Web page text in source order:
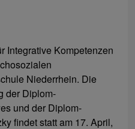
Integrative Kompetenzen
Niederrhein. Die
der Diplom-
und der Diplom-
findet statt am 17. April,